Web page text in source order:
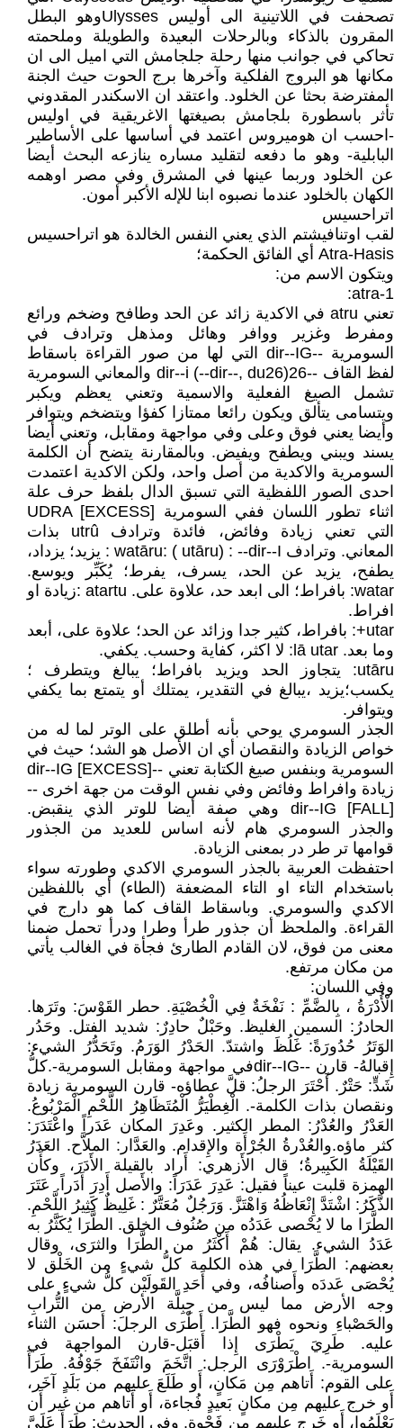
تصحفت في اللاتينية الى أوليس Ulyssesوهو البطل
المقرون بالذكاء وبالرحلات البعيدة والطويلة وملحمته
تحاكي في جوانب منها رحلة جلجامش التي اميل الى ان
مكانها هو البروج الفلكية وآخرها برج الحوت حيث الجنة
المفترضة بحثا عن الخلود. واعتقد ان الاسكندر المقدوني
تأثر باسطورة بلجامش بصيغتها الاغريقية في اوليس
-احسب ان هوميروس اعتمد في أساسها على الأساطير
البابلية- وهو ما دفعه لتقليد مساره ينازعه البحث أيضا
عن الخلود وربما عينها في المشرق وفي مصر اوهمه
الكهان بالخلود عندما نصبوه ابنا للإله الأكبر أمون.
اتراحسيس
لقب اوتنافيشتم الذي يعني النفس الخالدة هو اتراحسيس
Atra-Hasis أي الفائق الحكمة؛
ويتكون الاسم من:
1-atra:
تعني atru في الاكدية زائد عن الحد وطافح وضخم ورائع
ومفرط وغزير ووافر وهائل ومذهل وترادف في
السومرية --dir--IG التي لها من صور القراءة باسقاط
لفظ القاف --dir--i (--dir--, du26)26 والمعاني السومرية
تشمل الصيغ الفعلية والاسمية وتعني يعظم ويكبر
ويتسامى يتألق ويكون رائعا ممتازا كفؤا ويتضخم ويتوافر
وأيضا يعني فوق وعلى وفي مواجهة ومقابل، وتعني أيضا
يسند ويبني ويطفح ويفيض. وبالمقارنة يتضح أن الكلمة
السومرية والاكدية من أصل واحد، ولكن الاكدية اعتمدت
احدى الصور اللفظية التي تسبق الدال بلفظ حرف علة
اثناء تطور اللسان ففي السومرية UDRA [EXCESS]
التي تعني زيادة وفائض، فائدة وترادف utrû بذات
المعاني. وترادف watāru: ( utāru) : --dir--I : يزيد؛ يزداد،
يطفح، يزيد عن الحد، يسرف، يفرط؛ يُكَبِّر ويوسع.
watar: بافراط؛ الى ابعد حد، علاوة على. atartu :زيادة او
افراط.
utar+: بافراط، كثير جدا وزائد عن الحد؛ علاوة على، أبعد
وما بعد. lā utar: لا اكثر، كفاية وحسب. يكفي.
utāru: يتجاوز الحد ويزيد بافراط؛ يبالغ ويتطرف ؛
يكسب؛يزيد ،يبالغ في التقدير، يمتلك أو يتمتع بما يكفي
ويتوافر.
الجذر السومري يوحي بأنه أطلق على الوتر لما له من
خواص الزيادة والنقصان أي ان الأصل هو الشد؛ حيث في
السومرية وبنفس صيغ الكتابة تعني --dir--IG [EXCESS]
زيادة وافراط وفائض وفي نفس الوقت من جهة اخرى --
dir--IG [FALL] وهي صفة أيضا للوتر الذي ينقبض.
والجذر السومري هام لأنه اساس للعديد من الجذور
قوامها تر طر در بمعنى الزيادة.
احتفظت العربية بالجذر السومري الاكدي وطورته سواء
باستخدام التاء او التاء المضعفة (الطاء) أي باللفظين
الاكدي والسومري. وباسقاط القاف كما هو دارج في
القراءة. والملحظ أن جذور طرأ وطرا ودرأ تحمل ضمنا
معنى من فوق، لان القادم الطارئ فجأة في الغالب يأتي
من مكان مرتفع.
وفي اللسان:
الْأُدْرَةُ ، بِالضَّمِّ : نَفْخَةٌ فِي الْخُصْيَةِ. حطر القَوْسَ: وتَرَها.
الحادرُ: السمين الغليظ. وحَبْلٌ حادِرٌ: شديد الفتل. وحَدُر
الوَتَرُ حُدُورَةً: غَلُظَ واشتدّ. الحَدْرُ الوَرَمُ. وتَحَدُّرُ الشيء:
إِقبالهُ- قارن --dir--IGفي مواجهة ومقابل السومرية-.كلُّ
شَدٍّ: حَتْرٌ. أَحْتَرَ الرجلُ: قلَّ عطاؤه- قارن السومرية زيادة
ونقصان بذات الكلمة-. الْغِطْيَرُّ الْمُتَظَاهِرُ اللَّحْمِ الْمَرْبُوعُ.
العَدْرُ والعُدْرُ: المطر الكثير. وعَدِرَ المكان عَدَراً واعْتَدَرَ:
كثر ماؤه.والعُدْرةُ الجُرْأَة والإِقدام. والعَدَّار: الملاَّح. العَدَرُ
القَيْلَةُ الكَبِيرةُ؛ قال الأَزهري: أَراد بالقيلة الأَدَرَ، وكأَن
الهمزة قلبت عيناً فقيل: عَدِرَ عَدَرَاً: والأَصل أَدِرَ أَدَراً. عَتَرَ
الذَّكَرُ: اشْتَدَّ إِنْعَاظُهُ وَاهْتَزَّ. وَرَجُلٌ مُعَتَّرٌ : غَلِيظٌ كَثِيرُ اللَّحْمِ.
الطَّرَا ما لا يُحْصى عَدَدُه من صُنُوف الخلق. الطَّرَا يُكَثَّرُ به
عَدَدُ الشيء. يقال: هُمْ أَكْثَرُ من الطَّرَا والثرَى، وقال
بعضهم: الطَّرَا في هذه الكلمة كلُّ شيءٍ من الخَلْق لا
يُحْصَى عَددَه وأَصنافُه، وفي أَحَدِ القَولَيْن كلُّ شيءٍ على
وجه الأرض مما ليس من جِبِلَّة الأرض من التُّرابِ
والحَصْباءِ ونحوه فهو الطَّرَا. أَطْرَى الرجلَ: أَحسَن الثناء
عليه. طَرِيَ يَطْرَى إِذا أَقبَل-قارن المواجهة في
السومرية-. اطْرَوْرَى الرجل: اتَّخَمَ وانْتَفَخَ جَوْفُهُ. طَرَأَ
على القوم: أَتاهم مِن مَكانٍ، أَو طَلَعَ عليهم من بَلَدٍ آخَر،
أَو خرج عليهم مِن مكانٍ بَعيدٍ فُجاءة، أَو أَتاهم من غير أَن
يَعْلَمُوا، أَو خَرج عليهم من فَجْوةٍ. وفي الحديث: طَرَأَ عَلَيَّ